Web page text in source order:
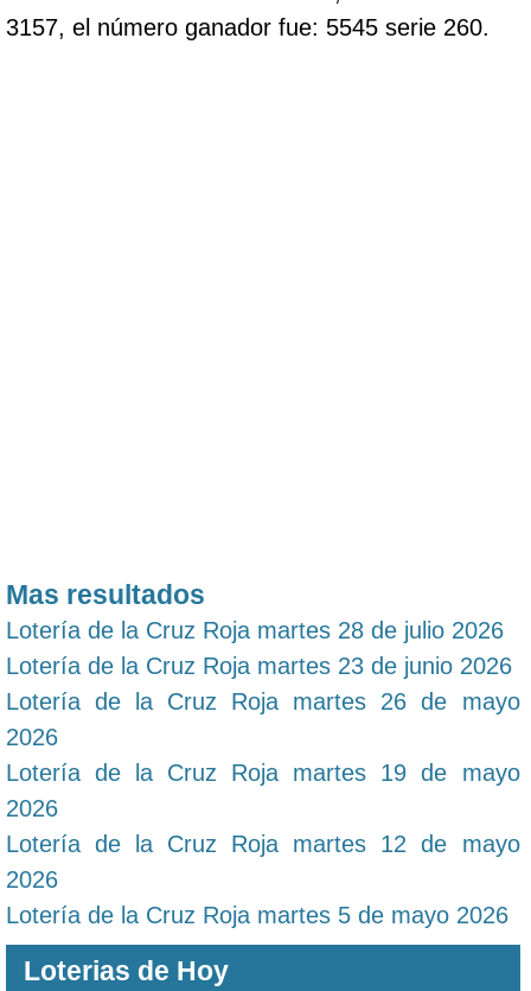
3157, el número ganador fue: 5545 serie 260.
Mas resultados
Lotería de la Cruz Roja martes 28 de julio 2026
Lotería de la Cruz Roja martes 23 de junio 2026
Lotería de la Cruz Roja martes 26 de mayo
2026
Lotería de la Cruz Roja martes 19 de mayo
2026
Lotería de la Cruz Roja martes 12 de mayo
2026
Lotería de la Cruz Roja martes 5 de mayo 2026
Loterias de Hoy